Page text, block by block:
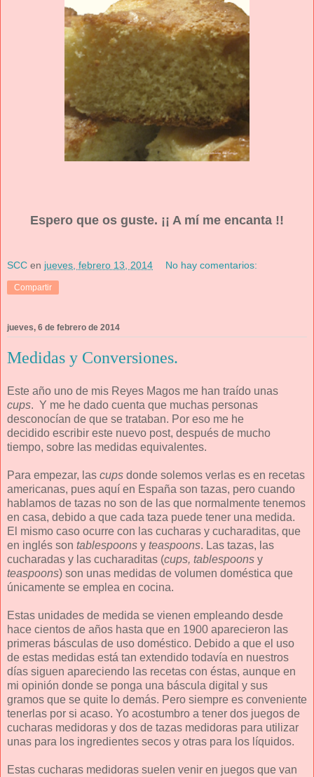
Espero que os guste. ¡¡ A mí me encanta !!
SCC en jueves, febrero 13, 2014 No hay comentarios:
Compartir
jueves, 6 de febrero de 2014
Medidas y Conversiones.
Este año uno de mis Reyes Magos me han traído unas
cups. Y me he dado cuenta que muchas personas
desconocían de que se trataban. Por eso me he
decidido escribir este nuevo post, después de mucho
tiempo, sobre las medidas equivalentes.
Para empezar, las cups donde solemos verlas es en recetas
americanas, pues aquí en España son tazas, pero cuando
hablamos de tazas no son de las que normalmente tenemos
en casa, debido a que cada taza puede tener una medida.
El mismo caso ocurre con las cucharas y cucharaditas, que
en inglés son tablespoons y teaspoons. Las tazas, las
cucharadas y las cucharaditas (cups, tablespoons y
teaspoons) son unas medidas de volumen doméstica que
únicamente se emplea en cocina.
Estas unidades de medida se vienen empleando desde
hace cientos de años hasta que en 1900 aparecieron las
primeras básculas de uso doméstico. Debido a que el uso
de estas medidas está tan extendido todavía en nuestros
días siguen apareciendo las recetas con éstas, aunque en
mi opinión donde se ponga una báscula digital y sus
gramos que se quite lo demás. Pero siempre es conveniente
tenerlas por si acaso. Yo acostumbro a tener dos juegos de
cucharas medidoras y dos de tazas medidoras para utilizar
unas para los ingredientes secos y otras para los líquidos.
Estas cucharas medidoras suelen venir en juegos que van